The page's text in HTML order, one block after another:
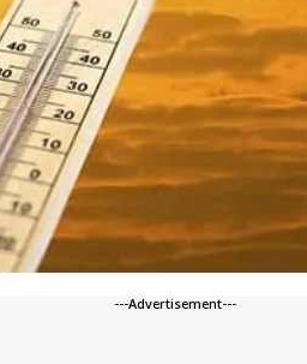
---Advertisement---